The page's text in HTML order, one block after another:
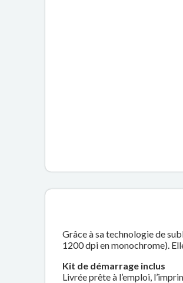
Grâce à sa technologie de
1200 dpi en monochrome).
Kit de démarrage inclus
Livrée prête à l’emploi,